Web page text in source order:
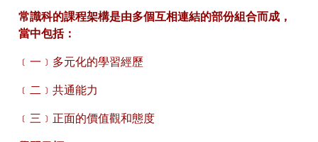
常識科的課程架構是由多個互相連結的部份組合而成，
當中包括：
﹝一﹞多元化的學習經歷
﹝二﹞共通能力
﹝三﹞正面的價值觀和態度